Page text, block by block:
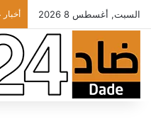
السبت, أغسطس 8 2026 أخبار